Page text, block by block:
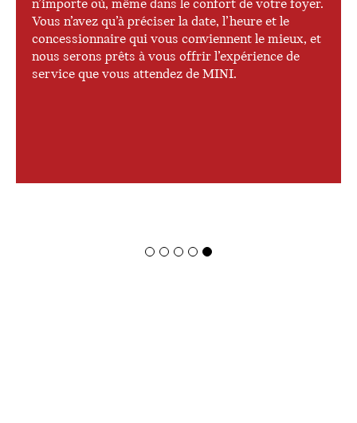
n’importe où, même dans le confort de votre foyer.
Vous n’avez qu’à préciser la date, l’heure et le
concessionnaire qui vous conviennent le mieux, et
nous serons prêts à vous offrir l’expérience de
service que vous attendez de MINI.